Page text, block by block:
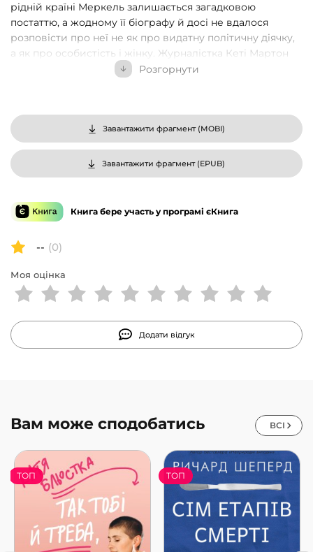
рідній країні Меркель залишається загадковою
постаттю, а жодному її біографу й досі не вдалося
розповісти про неї не як про видатну політичну діячку,
а як про особистість і жінку. Журналістка Кеті Мартон
зуміла зобразити багатошаровий та різносторонній
Авторка доповнила цю книжку розмовами з
наставниками, друзями та колегами Меркель,
збагативши її унікальними історіями, які ніколи й ніде
не були розказані. Як їй вдалося перетворити
Німеччину на провідну європейську державу? Як
спромоглась на політичне довголіття в цифровому
світі? Як їй вдалося змінити уявлення про жінку у
владі? Як Меркель стала найвпливовішою лідеркою
Європи та яка сила характеру стояла за колишньою
очільницею німецького уряду?
Розгорнути
Завантажити фрагмент (MOBI)
Завантажити фрагмент (EPUB)
Книга бере участь у програмі єКнига
-- (0)
Моя оцінка
Додати відгук
Вам може сподобатись ВСІ
ТОП ТОП